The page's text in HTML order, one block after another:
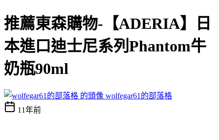
推薦東森購物-【ADERIA】日
本進口迪士尼系列Phantom牛
奶瓶90ml
wolfegar61的部落格
11年前